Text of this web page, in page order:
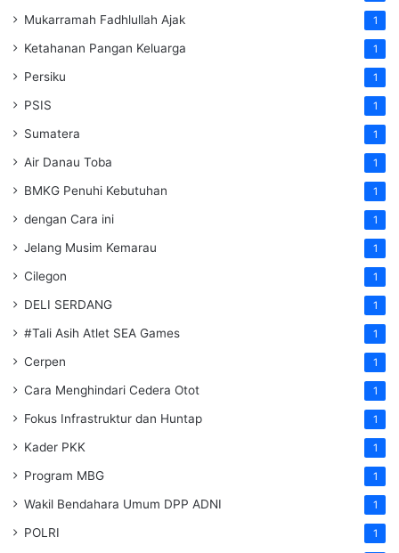
Mukarramah Fadhlullah Ajak 1
Ketahanan Pangan Keluarga 1
Persiku 1
PSIS 1
Sumatera 1
Air Danau Toba 1
BMKG Penuhi Kebutuhan 1
dengan Cara ini 1
Jelang Musim Kemarau 1
Cilegon 1
DELI SERDANG 1
#Tali Asih Atlet SEA Games 1
Cerpen 1
Cara Menghindari Cedera Otot 1
Fokus Infrastruktur dan Huntap 1
Kader PKK 1
Program MBG 1
Wakil Bendahara Umum DPP ADNI 1
POLRI 1